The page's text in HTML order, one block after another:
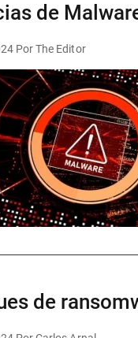
de
Por The Editor
de